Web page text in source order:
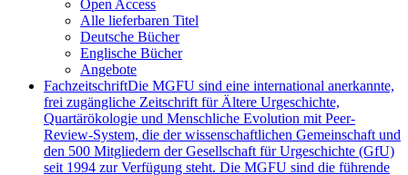
Open Access
Alle lieferbaren Titel
Deutsche Bücher
Englische Bücher
Angebote
FachzeitschriftDie MGFU sind eine international anerkannte,
frei zugängliche Zeitschrift für Ältere Urgeschichte,
Quartärökologie und Menschliche Evolution mit Peer-
Review-System, die der wissenschaftlichen Gemeinschaft und
den 500 Mitgliedern der Gesellschaft für Urgeschichte (GfU)
seit 1994 zur Verfügung steht. Die MGFU sind die führende